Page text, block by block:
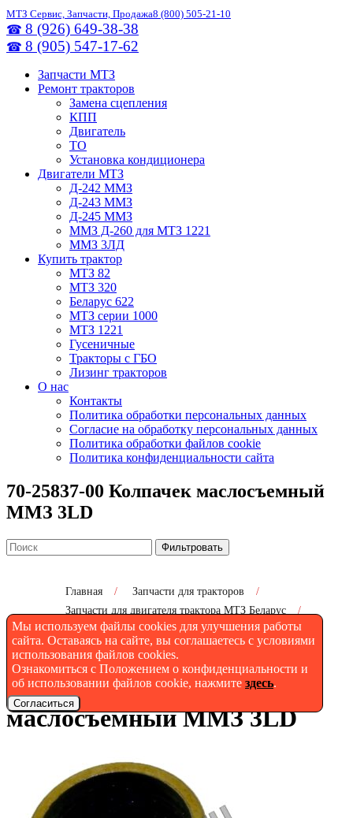
Мы используем файлы cookies для улучшения работы
сайта. Оставаясь на сайте, вы соглашаетесь с условиями
использования файлов cookies.
Ознакомиться с Положением о конфиденциальности и
об использовании файлов cookie, нажмите здесь.
Согласиться
МТЗ Сервис, Запчасти, Продажа8 (800) 505-21-10
☎ 8 (926) 649-38-38
☎ 8 (905) 547-17-62
Запчасти МТЗ
Ремонт тракторов
Замена сцепления
КПП
Двигатель
ТО
Установка кондиционера
Двигатели МТЗ
Д-242 ММЗ
Д-243 ММЗ
Д-245 ММЗ
ММЗ Д-260 для МТЗ 1221
ММЗ 3ЛД
Купить трактор
МТЗ 82
МТЗ 320
Беларус 622
МТЗ серии 1000
МТЗ 1221
Гусеничные
Тракторы с ГБО
Лизинг тракторов
О нас
Контакты
Политика обработки персональных данных
Согласие на обработку персональных данных
Политика обработки файлов cookie
Политика конфиденциальности сайта
70-25837-00 Колпачек маслосъемный
ММЗ 3LD
Фильтровать
Главная / Запчасти для тракторов
/
Запчасти для двигателя трактора МТЗ Беларус
/
70-25837-00 Колпачек маслосъемный ММЗ 3LD
70-25837-00 Колпачек
маслосъемный ММЗ 3LD